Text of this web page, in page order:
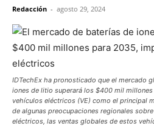
Redacción - agosto 29, 2024
IDTechEx ha pronosticado que el mercado
iones de litio superará los $400 mil
vehículos eléctricos (VE) como el principal
de algunas preocupaciones regionales
eléctricos, las ventas globales de estos